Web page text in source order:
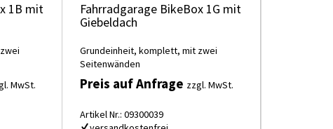
1B mit
MwSt.
Fahrradgarage BikeBox 1G mit
Giebeldach
Grundeinheit, komplett, mit zwei
Seitenwänden
Preis auf Anfrage zzgl. MwSt.
Artikel Nr.: 09300039